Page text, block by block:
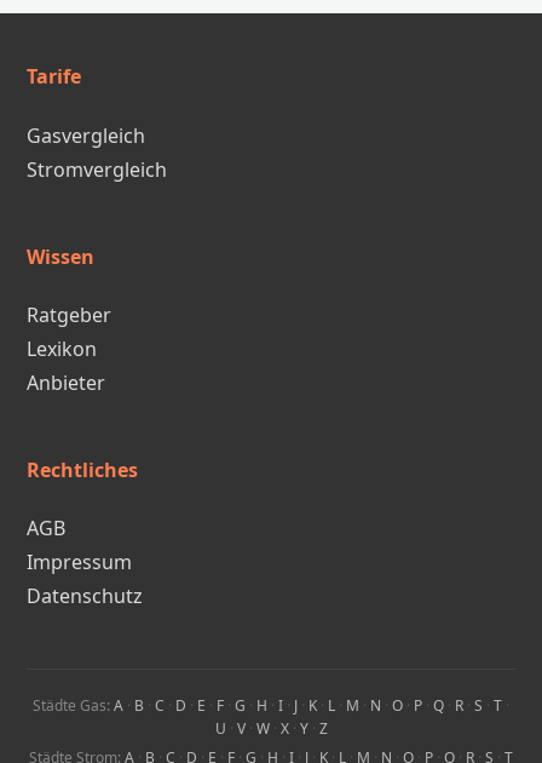
Tarife
Gasvergleich
Stromvergleich
Wissen
Ratgeber
Lexikon
Anbieter
Rechtliches
AGB
Impressum
Datenschutz
Städte Gas: A · B · C · D · E · F · G · H · I · J · K · L · M · N · O · P · Q · R · S · T ·
U · V· W· X· Y· Z
Städte Strom: A · B · C · D · E · F · G · H · I · J · K · L · M · N · O · P · Q · R · S · T